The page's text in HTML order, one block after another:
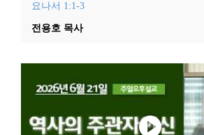
요나서 1:1-3
전용호 목사